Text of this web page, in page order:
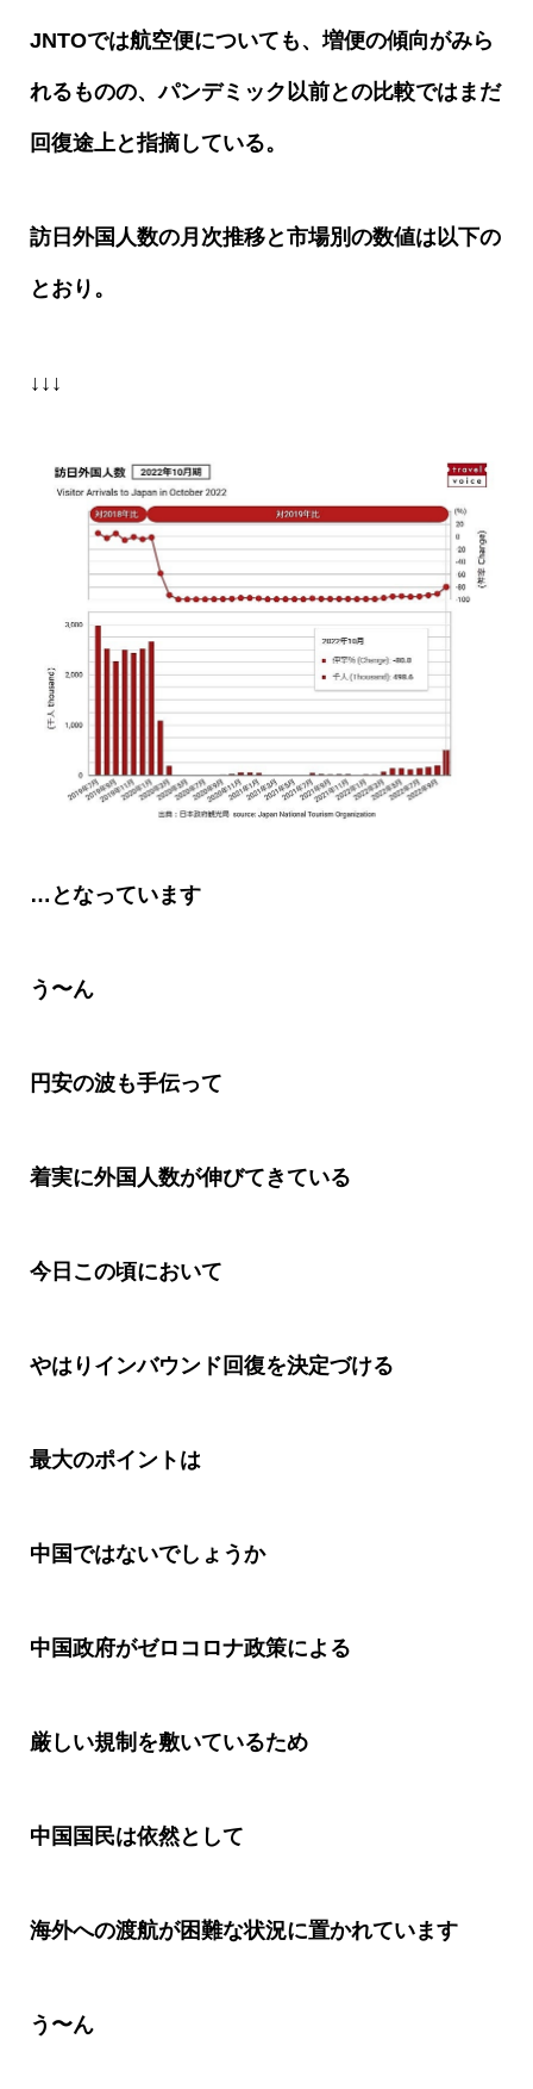
JNTOでは航空便についても、増便の傾向がみら
れるものの、パンデミック以前との比較ではまだ
回復途上と指摘している。
訪日外国人数の月次推移と市場別の数値は以下の
とおり。
↓↓↓
… となっています
う〜ん
円安の波も手伝って
着実に外国人数が伸びてきている
今日この頃において
やはりインバウンド回復を決定づける
最大のポイントは
中国ではないでしょうか
中国政府がゼロコロナ政策による
厳しい規制を敷いているため
中国国民は依然として
海外への渡航が困難な状況に置かれています
う〜ん